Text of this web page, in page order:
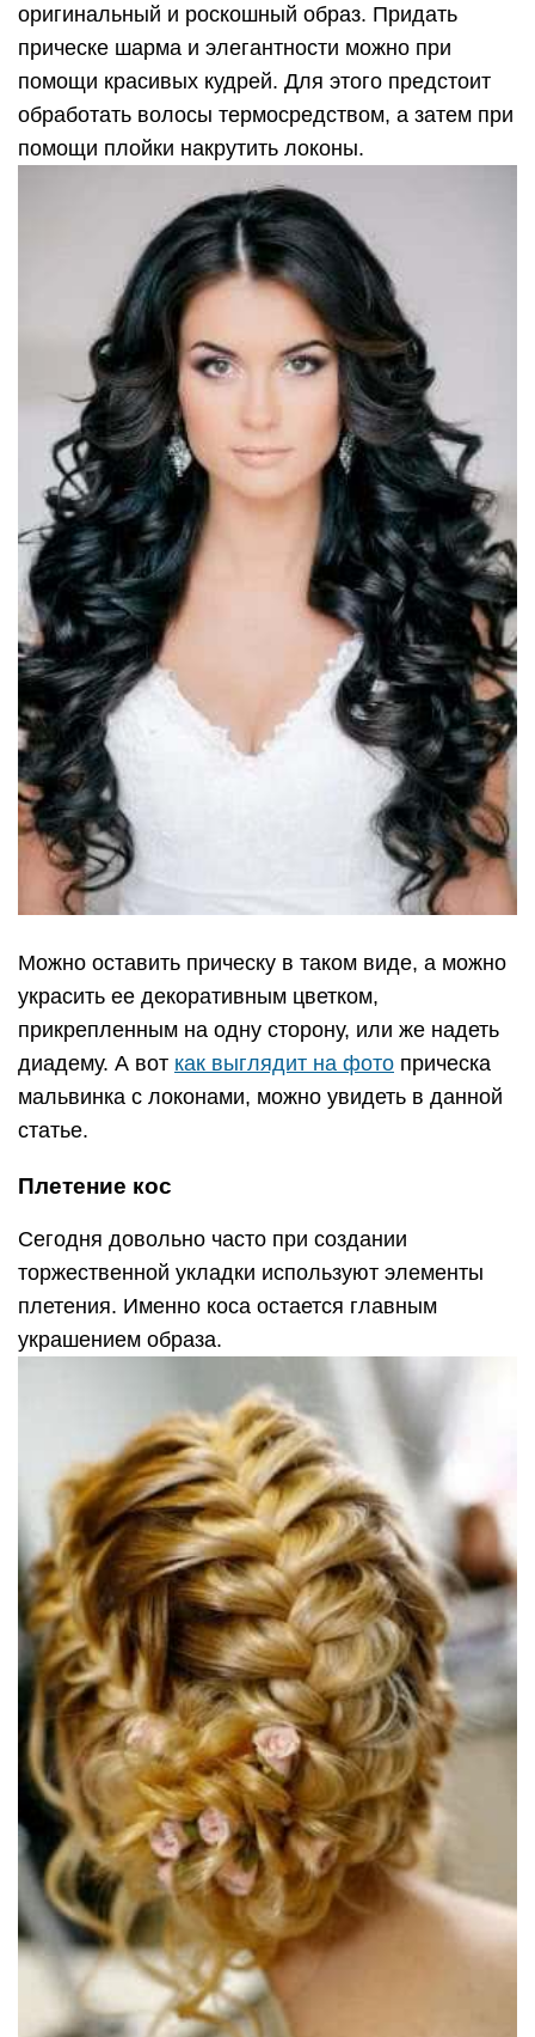
оригинальный и роскошный образ. Придать
прическе шарма и элегантности можно при
помощи красивых кудрей. Для этого предстоит
обработать волосы термосредством, а затем при
помощи плойки накрутить локоны.
Можно оставить прическу в таком виде, а можно
украсить ее декоративным цветком,
прикрепленным на одну сторону, или же надеть
диадему. А вот как выглядит на фото прическа
мальвинка с локонами, можно увидеть в данной
статье.
Плетение кос
Сегодня довольно часто при создании
торжественной укладки используют элементы
плетения. Именно коса остается главным
украшением образа.